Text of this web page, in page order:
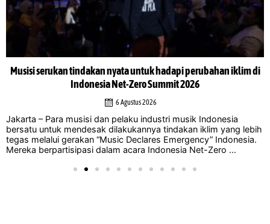
Musisi serukan tindakan nyata untuk hadapi perubahan iklim di
Indonesia Net-Zero Summit 2026
6 Agustus 2026
Jakarta – Para musisi dan pelaku industri musik Indonesia
bersatu untuk mendesak dilakukannya tindakan iklim yang lebih
tegas melalui gerakan “Music Declares Emergency” Indonesia.
Mereka berpartisipasi dalam acara Indonesia Net-Zero ...